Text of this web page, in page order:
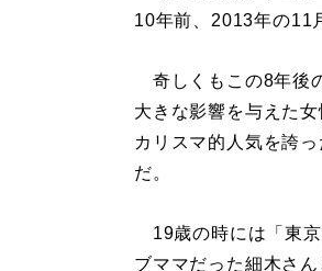
10年前、2013年の11
奇しくもこの8年後
大きな影響を与えた
カリスマ的人気を誇
だ。
19歳の時には「東京
ブママだった細木さ